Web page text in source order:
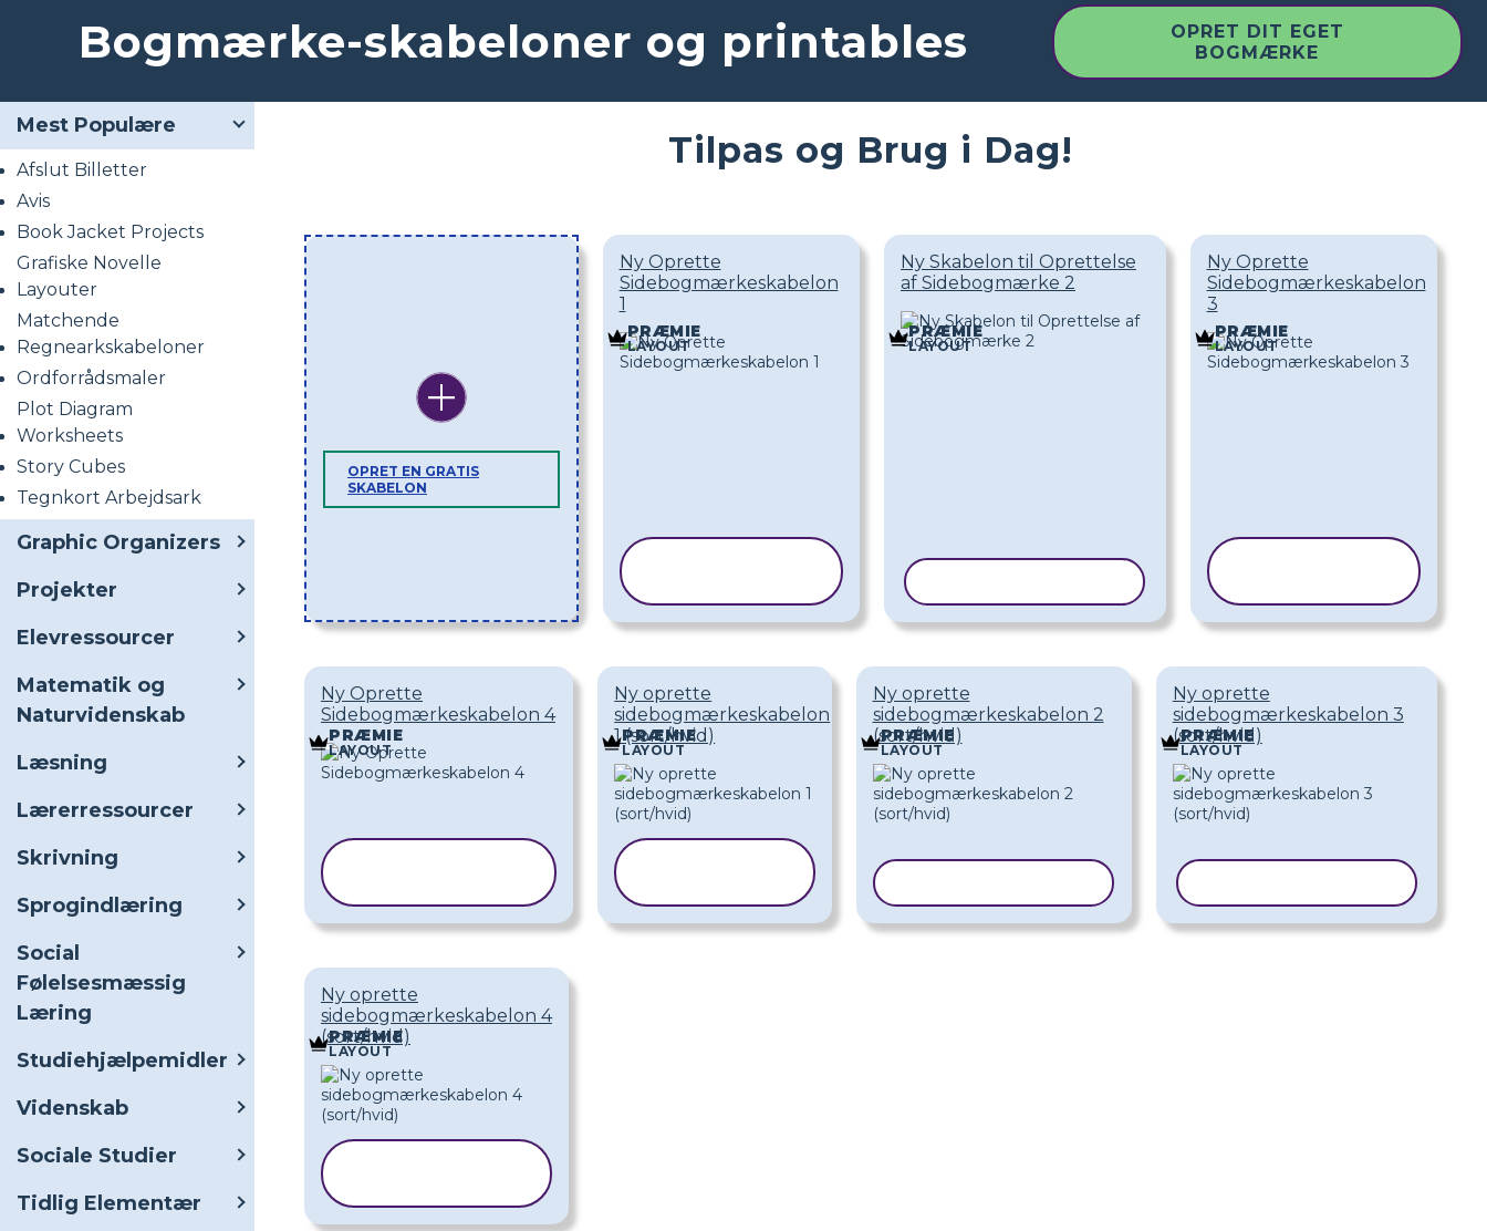
Bogmærke-skabeloner og printables
OPRET DIT EGET
BOGMÆRKE
Mest Populære
Afslut Billetter
Avis
Book Jacket Projects
Grafiske Novelle
Layouter
Matchende
Regnearkskabeloner
Ordforrådsmaler
Plot Diagram
Worksheets
Story Cubes
Tegnkort Arbejdsark
Graphic Organizers
Projekter
Elevressourcer
Matematik og
Naturvidenskab
Læsning
Lærerressourcer
Skrivning
Sprogindlæring
Social
Følelsesmæssig
Læring
Studiehjælpemidler
Videnskab
Sociale Studier
Tidlig Elementær
Tilpas og Brug i Dag!
OPRET EN GRATIS
SKABELON
Ny Oprette
Sidebogmærkeskabelon
1
PRÆMIE
LAYOUT
Ny Skabelon til Oprettelse
af Sidebogmærke 2
PRÆMIE
LAYOUT
Ny Oprette
Sidebogmærkeskabelon
3
PRÆMIE
LAYOUT
Ny Oprette
Sidebogmærkeskabelon 4
PRÆMIE
LAYOUT
Ny oprette
sidebogmærkeskabelon
1 (sort/hvid)
PRÆMIE
LAYOUT
Ny oprette
sidebogmærkeskabelon 2
(sort/hvid)
PRÆMIE
LAYOUT
Ny oprette
sidebogmærkeskabelon 3
(sort/hvid)
PRÆMIE
LAYOUT
Ny oprette
sidebogmærkeskabelon 4
(sort/hvid)
PRÆMIE
LAYOUT